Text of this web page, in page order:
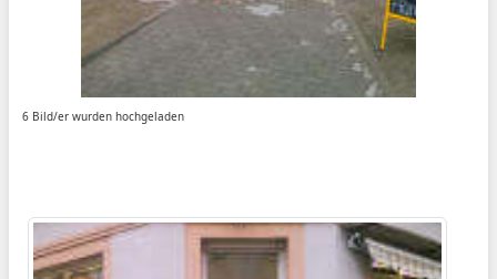
6 Bild/er wurden hochgeladen